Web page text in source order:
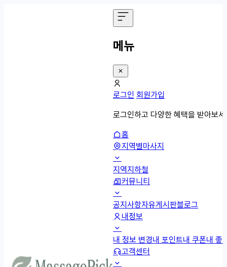
메뉴
로그인 회원가입
로그인하고 다양한 혜택을 받아보
홈
지역별마사지
지역지하철
커뮤니티
공지사항자유게시판블로그
내정보
내 정보 변경내 포인트내 쿠폰내 좋
고객센터